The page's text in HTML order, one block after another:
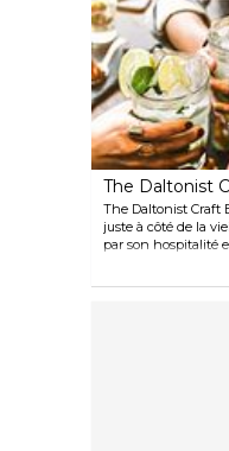
The Daltonist
The Daltonist Craft
juste à côté de la
par son hospitalité
atmosphère
le divertissement,
artisanales et les